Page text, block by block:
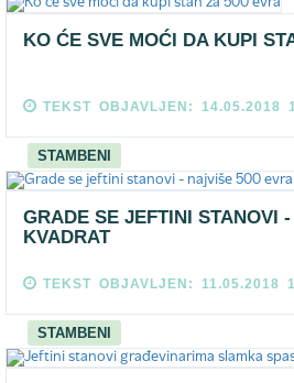
KO ĆE SVE MOĆI DA KUPI
TEKST OBJAVLJEN: 14.05.2018
STAMBENI
GRADE SE JEFTINI STANOVI
KVADRAT
TEKST OBJAVLJEN: 11.05.2018
STAMBENI